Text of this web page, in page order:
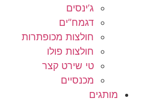
ג’ינסים
דגמח”ים
חולצות מכופתרות
חולצות פולו
טי שירט קצר
מכנסיים
מותגים